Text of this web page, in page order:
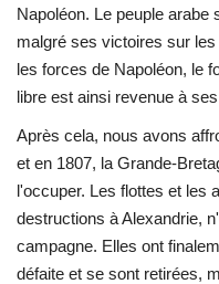
Napoléon. Le peuple arabe
malgré ses victoires sur
les forces de Napoléon, le
libre est ainsi revenue à
Après cela, nous avons
et en 1807, la Grande-
l'occuper. Les flottes et les
destructions à Alexandrie,
campagne. Elles ont
défaite et se sont retirées,